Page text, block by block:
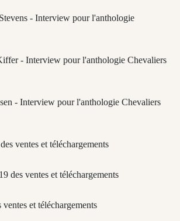
- Interview pour l'anthologie
- Interview pour l'anthologie Chevaliers
- Interview pour l'anthologie Chevaliers
ventes et téléchargements
des ventes et téléchargements
et téléchargements